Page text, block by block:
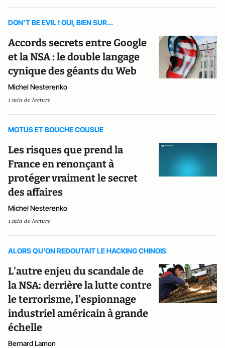
DON’T BE EVIL ! OUI, BIEN SUR...
Accords secrets entre Google
et la NSA : le double langage
cynique des géants du Web
Michel Nesterenko
1 min de lecture
MOTUS ET BOUCHE COUSUE
Les risques que prend la
France en renonçant à
protéger vraiment le secret
des affaires
Michel Nesterenko
1 min de lecture
ALORS QU'ON REDOUTAIT LE HACKING CHINOIS
L'autre enjeu du scandale de
la NSA: derrière la lutte contre
le terrorisme, l’espionnage
industriel américain à grande
échelle
Bernard Lamon